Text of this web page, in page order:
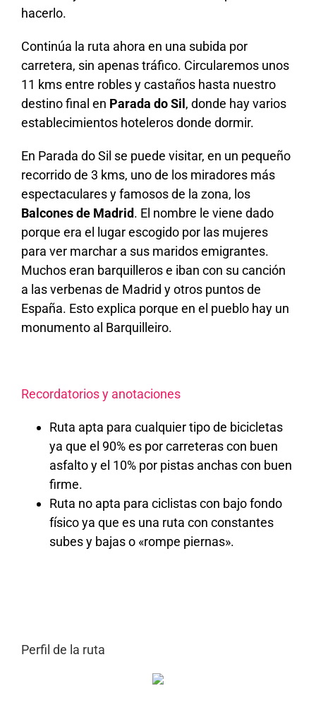
hacerlo.
Continúa la ruta ahora en una subida por
carretera, sin apenas tráfico. Circularemos unos
11 kms entre robles y castaños hasta nuestro
destino final en Parada do Sil , donde hay varios
establecimientos hoteleros donde dormir.
En Parada do Sil se puede visitar, en un pequeño
recorrido de 3 kms, uno de los miradores más
espectaculares y famosos de la zona, los
Balcones de Madrid. El nombre le viene dado
porque era el lugar escogido por las mujeres
para ver marchar a sus maridos emigrantes.
Muchos eran barquilleros e iban con su canción
a las verbenas de Madrid y otros puntos de
España. Esto explica porque en el pueblo hay un
monumento al Barquilleiro.
Recordatorios y anotaciones
Ruta apta para cualquier tipo de bicicletas
ya que el 90% es por carreteras con buen
asfalto y el 10% por pistas anchas con buen
firme.
Ruta no apta para ciclistas con bajo fondo
físico ya que es una ruta con constantes
subes y bajas o «rompe piernas».
Perfil de la ruta